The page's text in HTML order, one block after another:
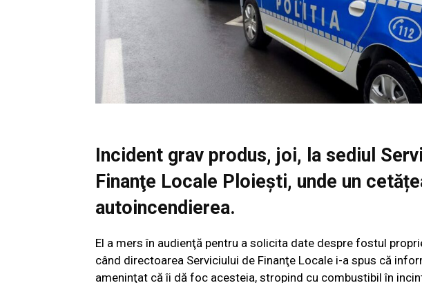
Incident grav produs, joi, la sediul
Finanţe Locale Ploiești, unde un
autoincendierea.
El a mers în audienţă pentru a solicita date despre fostul
când directoarea Serviciului de Finanţe Locale i-a spus că
ameninţat că îi dă foc acesteia, stropind cu combustibil în